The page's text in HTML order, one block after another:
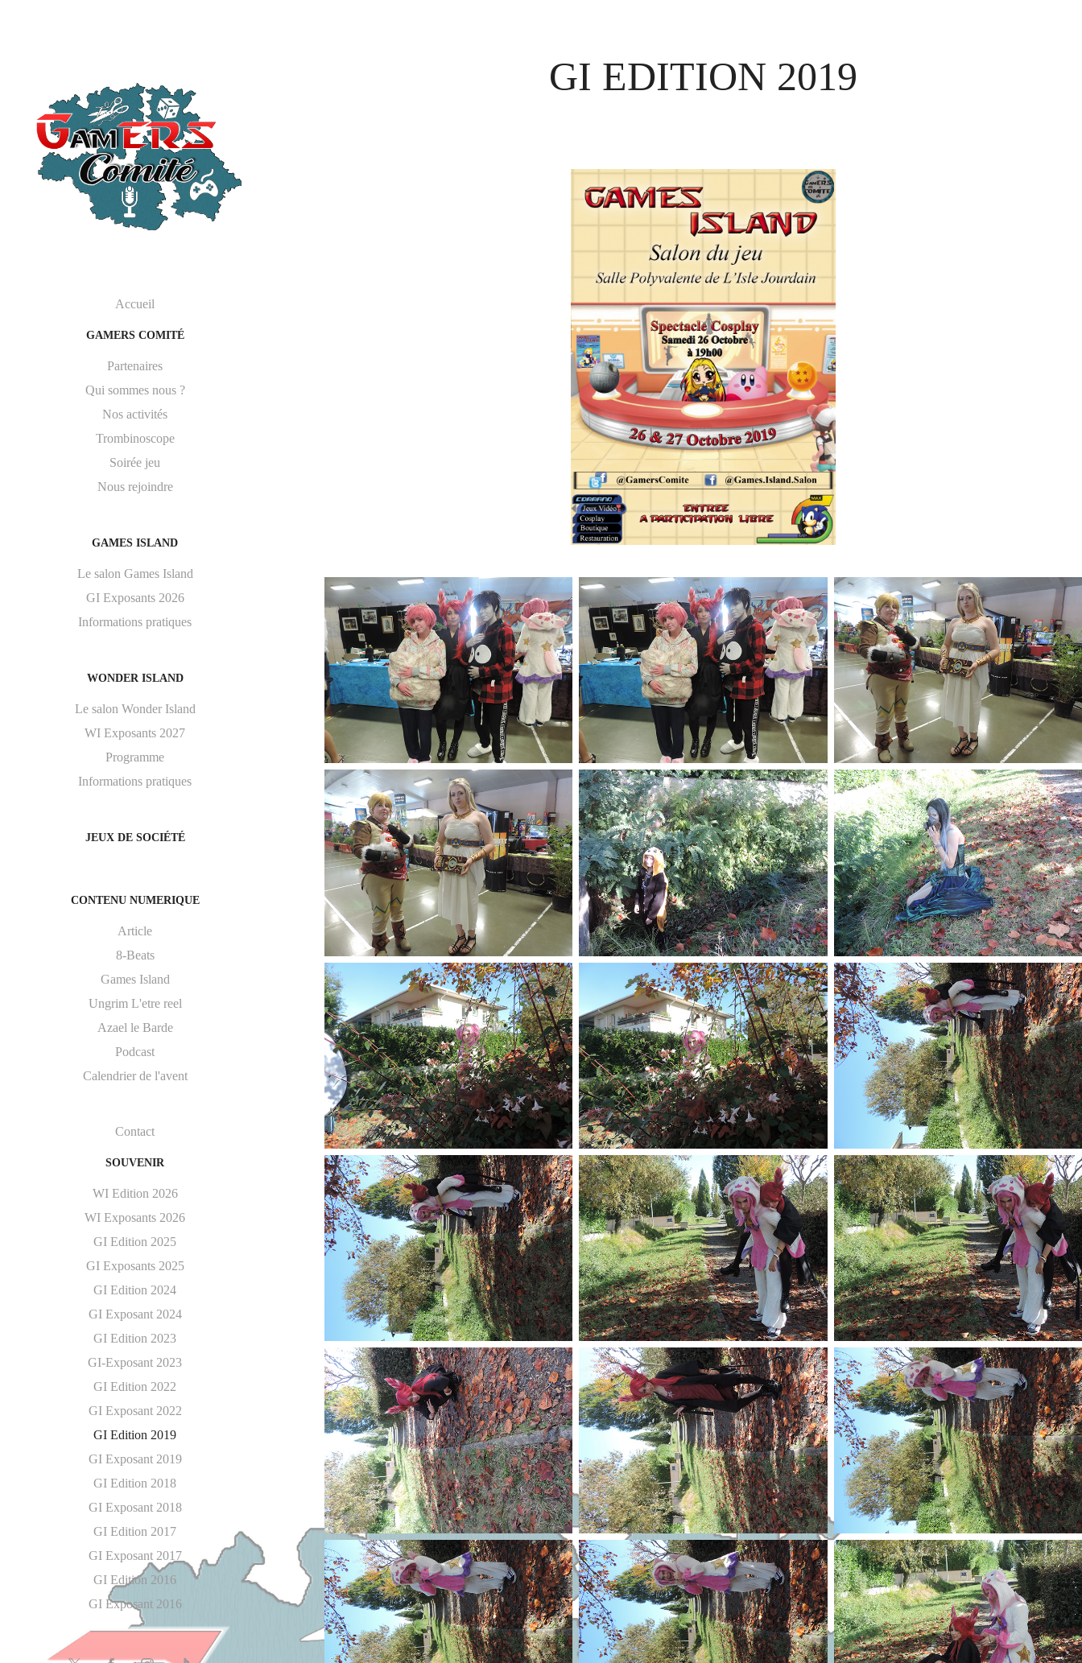
Accueil
GAMERS COMITÉ
Partenaires
Qui sommes nous ?
Nos activités
Trombinoscope
Soirée jeu
Nous rejoindre
GAMES ISLAND
Le salon Games Island
GI Exposants 2026
Informations pratiques
WONDER ISLAND
Le salon Wonder Island
WI Exposants 2027
Programme
Informations pratiques
JEUX DE SOCIÉTÉ
CONTENU NUMERIQUE
Article
8-Beats
Games Island
Ungrim L'etre reel
Azael le Barde
Podcast
Calendrier de l'avent
Contact
SOUVENIR
WI Edition 2026
WI Exposants 2026
GI Edition 2025
GI Exposants 2025
GI Edition 2024
GI Exposant 2024
GI Edition 2023
GI-Exposant 2023
GI Edition 2022
GI Exposant 2022
GI Edition 2019
GI Exposant 2019
GI Edition 2018
GI Exposant 2018
GI Edition 2017
GI Exposant 2017
GI Edition 2016
GI Exposant 2016
GI EDITION 2019